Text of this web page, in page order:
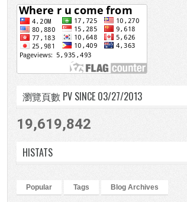
瀏覽頁數 PV SINCE 03/27/2013
19,619,842
HISTATS
Popular Tags Blog Archives